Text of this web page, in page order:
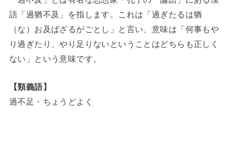
語「過猶不及」を指します。これは「過ぎたるは猶
（な）お及ばざるがごとし」と言い、意味は「何事もや
り過ぎたり、やり足りないということはどちらも正しく
ない」という意味です。
【類義語】
過不足・ちょうどよく